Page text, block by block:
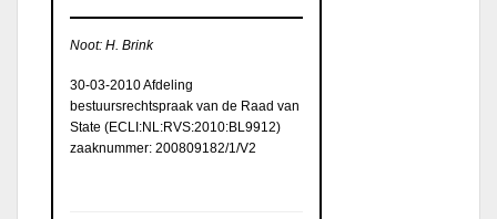
Noot: H. Brink
30-03-2010 Afdeling
bestuursrechtspraak van de Raad van
State (ECLI:NL:RVS:2010:BL9912)
zaaknummer: 200809182/1/V2